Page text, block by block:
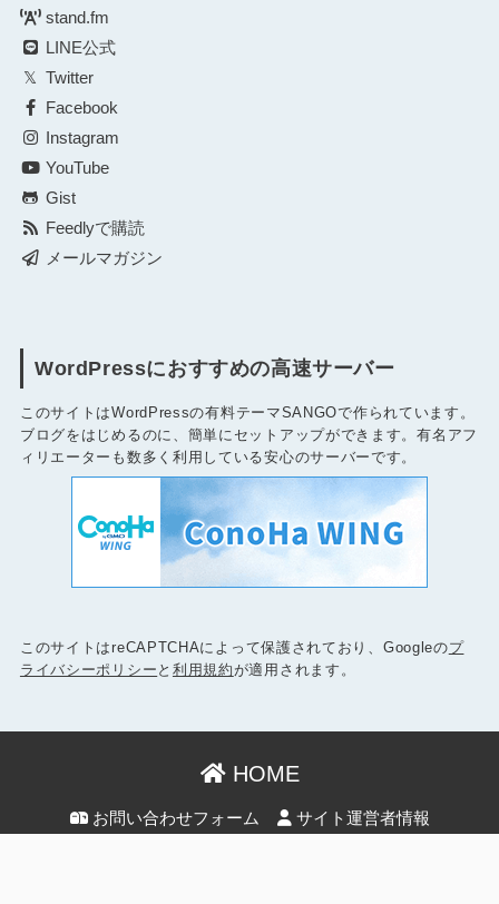
stand.fm
LINE公式
Twitter
Facebook
Instagram
YouTube
Gist
Feedlyで購読
メールマガジン
WordPressにおすすめの高速サーバー
このサイトはWordPressの有料テーマSANGOで作られています。
ブログをはじめるのに、簡単にセットアップができます。有名アフ
ィリエーターも数多く利用している安心のサーバーです。
このサイトはreCAPTCHAによって保護されており、Googleのプ
ライバシーポリシー と 利用規約が適用されます。
HOME
お問い合わせフォーム
サイト運営者情報